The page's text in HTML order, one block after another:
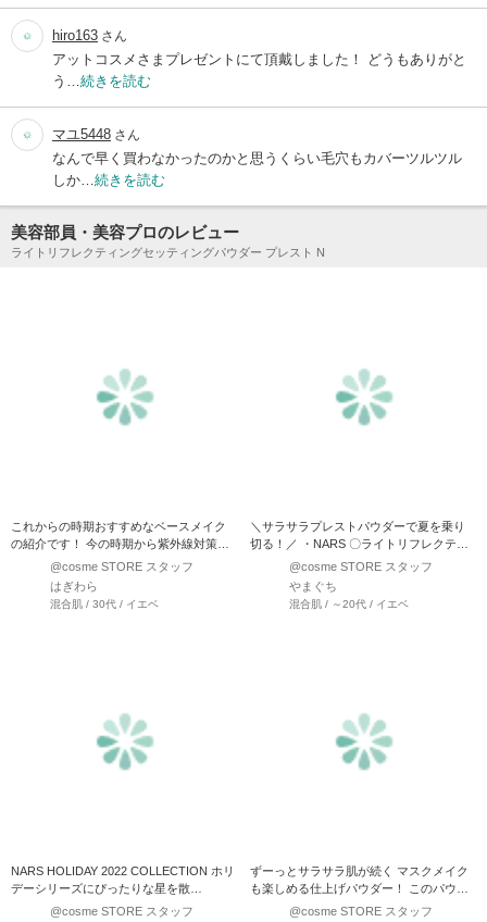
hiro163 さん
アットコスメさまプレゼントにて頂戴しました！ どうもありがと
う… 続きを読む
マユ5448 さん
なんで早く買わなかったのかと思うくらい毛穴もカバーツルツル
しか… 続きを読む
美容部員・美容プロのレビュー
ライトリフレクティングセッティングパウダー プレスト N
これからの時期おすすめなベースメイク
の紹介です！ 今の時期から紫外線対策か
なり大切になってきます…
@cosme STORE スタッフ
はぎわら
混合肌 / 30代 / イエベ
＼サラサラプレストパウダーで夏を乗り
切る！／ ・NARS 〇ライトリフレクティ
ングセッティ…@cosme STORE スタッフ
やまぐち
混合肌 / ～20代 / イエベ
NARS HOLIDAY 2022 COLLECTION ホリ
デーシリーズにぴったりな星を散…
@cosme STORE スタッフ
ずーっとサラサラ肌が続く マスクメイク
も楽しめる仕上げパウダー！ このパウダ
ー本当にすごい…
@cosme STORE スタッフ